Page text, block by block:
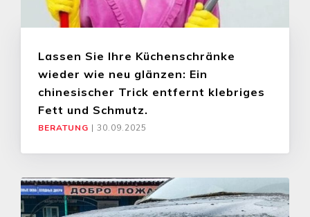
Lassen Sie Ihre Küchenschränke
wieder wie neu glänzen: Ein
chinesischer Trick entfernt klebriges
Fett und Schmutz.
BERATUNG | 30.09.2025